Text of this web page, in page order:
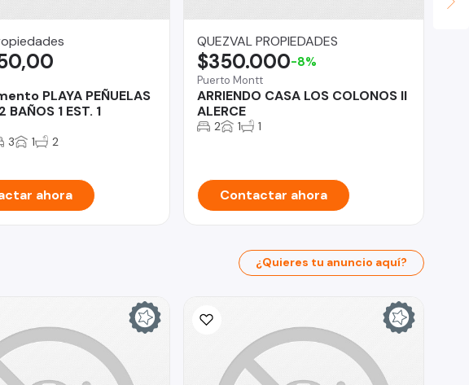
PLAYA PEÑUELAS
BAÑOS 1 EST. 1
3 1 2
ahora
QUEZVAL PROPIEDADES
Puerto Montt
ARRIENDO CASA LOS COLONOS II
ALERCE
$350.000-8%
2 1 1
Contactar ahora
¿Quieres tu anuncio aquí?